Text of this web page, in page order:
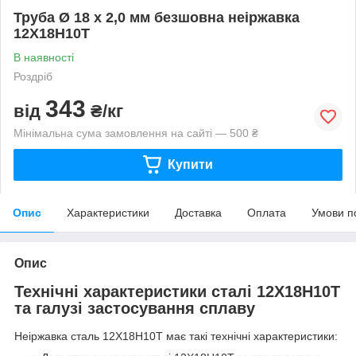
Труба Ø 18 х 2,0 мм безшовна неіржавка
12Х18Н10Т
В наявності
Роздріб
від 343 ₴/кг
Мінімальна сума замовлення на сайті — 500 ₴
Купити
Опис Характеристики Доставка Оплата Умови
Опис
Технічні характеристики сталі 12Х18Н10Т
та галузі застосування сплаву
Неіржавка сталь 12Х18Н10Т має такі технічні характеристики: